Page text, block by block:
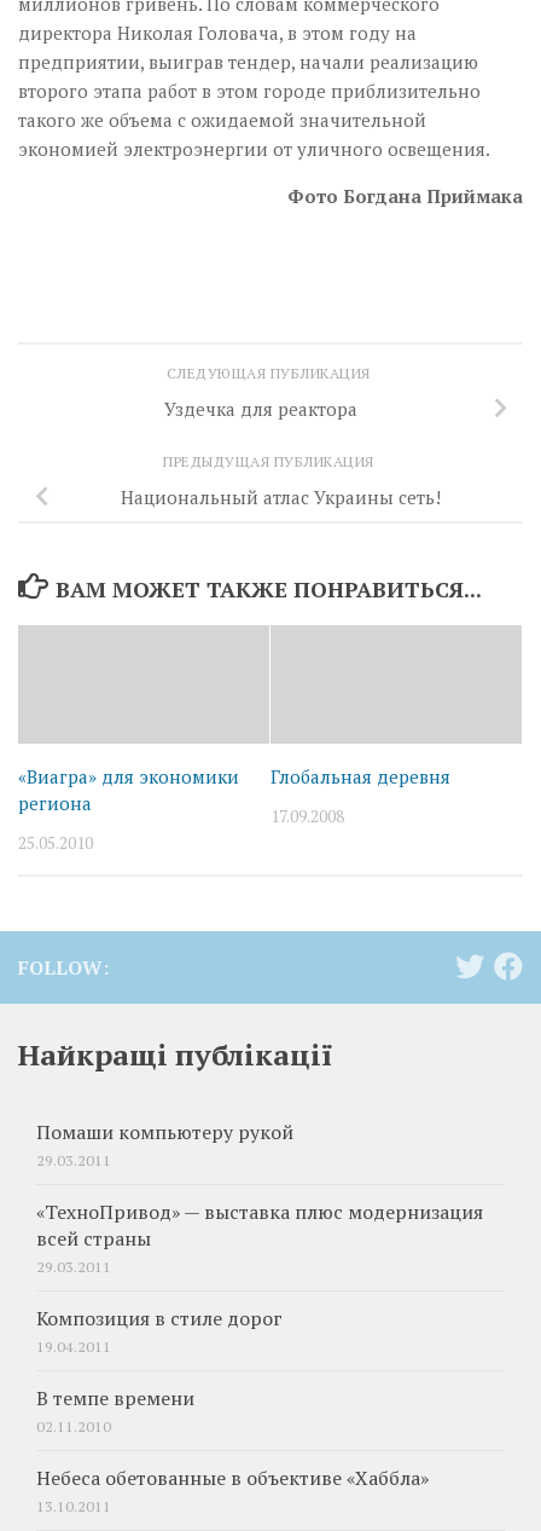
директора Николая Головача, в этом году на
предприятии, выиграв тендер, начали реализацию
второго этапа работ в этом городе приблизительно
такого же объема с ожидаемой значительной
экономией электроэнергии от уличного освещения.
Фото Богдана Приймака
СЛЕДУЮЩАЯ ПУБЛИКАЦИЯ
Уздечка для реактора
ПРЕДЫДУЩАЯ ПУБЛИКАЦИЯ
Национальный атлас Украины сеть!
ВАМ МОЖЕТ ТАКЖЕ ПОНРАВИТЬСЯ...
«Виагра» для экономики
региона
25.05.2010
Глобальная деревня
17.09.2008
FOLLOW:
Найкращі публікації
Помаши компьютеру рукой
29.03.2011
«ТехноПривод» — выставка плюс модернизация
всей страны
29.03.2011
Композиция в стиле дорог
19.04.2011
В темпе времени
02.11.2010
Небеса обетованные в объективе «Хаббла»
13.10.2011